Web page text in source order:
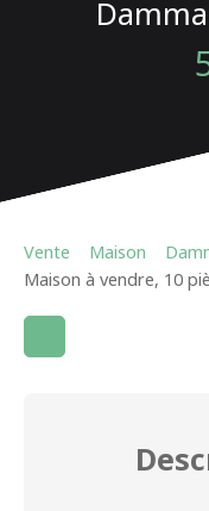
Vente Maison
Maison à vendre, 10